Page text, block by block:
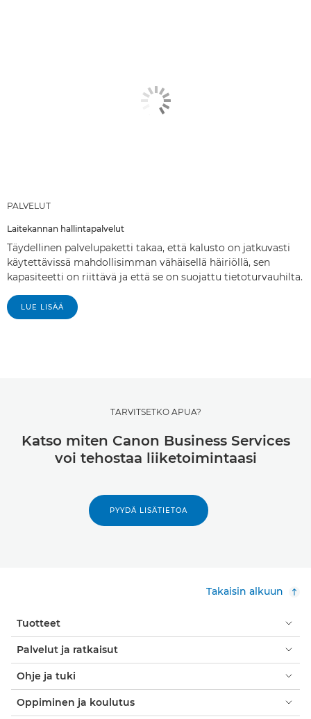
PALVELUT
Laitekannan hallintapalvelut
Täydellinen palvelupaketti takaa, että kalusto on jatkuvasti
käytettävissä mahdollisimman vähäisellä häiriöllä, sen
kapasiteetti on riittävä ja että se on suojattu tietoturvauhilta.
LUE LISÄÄ
TARVITSETKO APUA?
Katso miten Canon Business Services
voi tehostaa liiketoimintaasi
PYYDÄ LISÄTIETOA
Takaisin alkuun
Tuotteet
Palvelut ja ratkaisut
Ohje ja tuki
Oppiminen ja koulutus